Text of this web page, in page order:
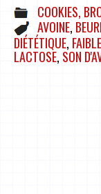
COOKIES,
AVOINE,
DIÉTÉTIQUE,
LACTOSE, SON